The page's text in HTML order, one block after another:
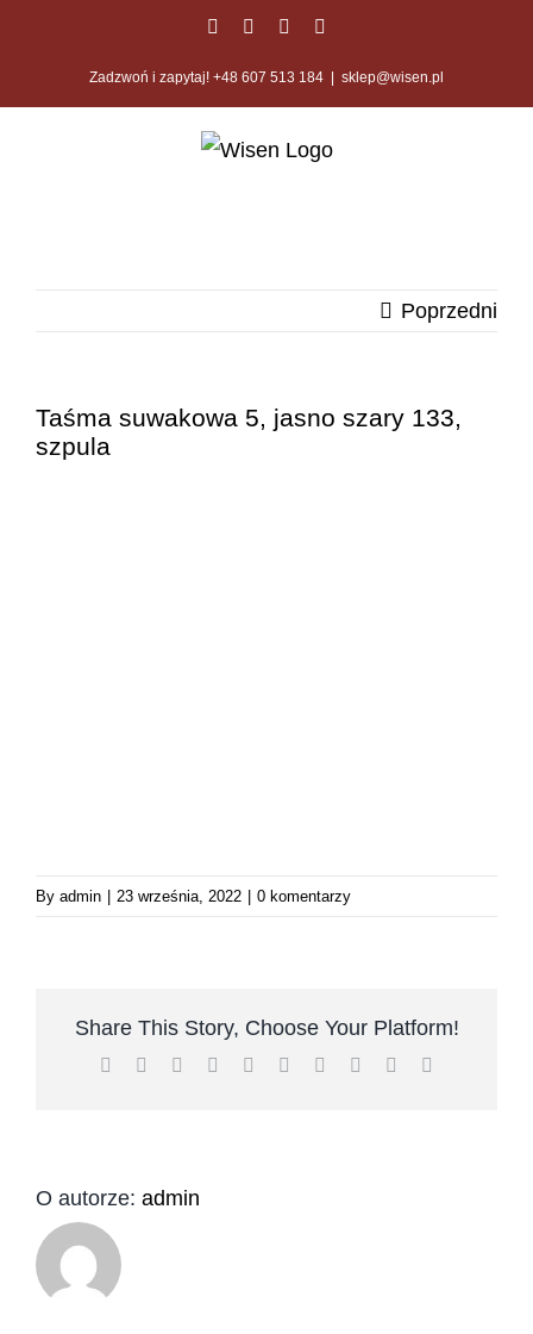
Facebook
TwitterInstagram
Zadzwoń i zapytaj! +48 607 513 184 sklep@wisen.pl
Poprzedni
Taśma suwakowa 5, jasno szary 133,
szpula
By admin 23 września, 2022 0 komentarzy
Share This Story, Choose Your Platform!
Facebook
TwitterReddit LinkedInWhatsApp
TumblrPinterest Xing
O autorze: admin